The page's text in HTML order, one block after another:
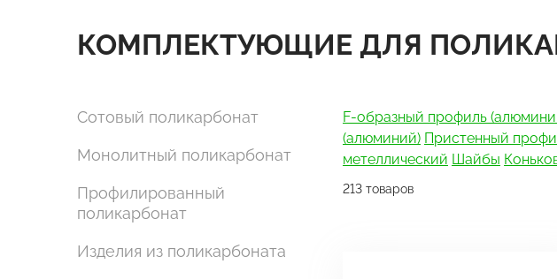
КОМПЛЕКТУЮЩИЕ ДЛЯ
Сотовый поликарбонат
Монолитный поликарбонат
Профилированный
поликарбонат
Изделия из поликарбоната
F-образный профиль
(алюминий) Пристенный
метеллический Шайбы
213 товаров